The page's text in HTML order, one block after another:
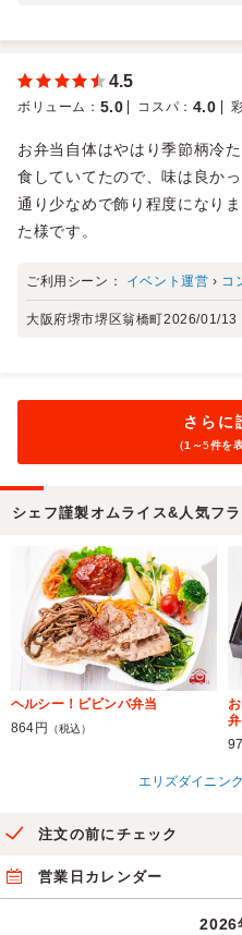
4.5
ボリューム ： 5.0 コスパ ： 4.0
お弁当自体はやはり季節柄冷
食していてたので、味は良か
通り少なめで飾り程度になり
た様です。
ご利用シーン： イベント運営 › コ
大阪府堺市堺区翁橋町2026/01/13
さらに
（1～5件を
シェフ謹製オムライス&人気フ
ヘルシー！ビビンバ弁当
864円
（税込）
エリズダイニン
注文の前にチェック
営業日カレンダー
2026